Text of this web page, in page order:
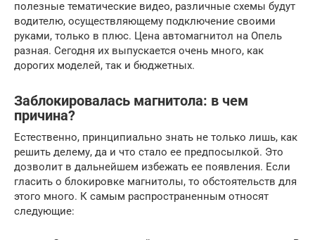
полезные тематические видео, различные схемы будут
водителю, осуществляющему подключение своими
руками, только в плюс. Цена автомагнитол на Опель
разная. Сегодня их выпускается очень много, как
дорогих моделей, так и бюджетных.
Заблокировалась магнитола: в чем
причина?
Естественно, принципиально знать не только лишь, как
решить делему, да и что стало ее предпосылкой. Это
дозволит в дальнейшем избежать ее появления. Если
гласить о блокировке магнитолы, то обстоятельств для
этого много. К самым распространенным относят
следующие: